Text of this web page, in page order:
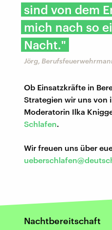
sind von dem
mich nach so
Nacht."
Jörg,
Ob Einsatzkräfte in
Strategien wir uns von
Moderatorin Ilka
Schlafen.
Wir freuen uns über
Nachtbereitschaft